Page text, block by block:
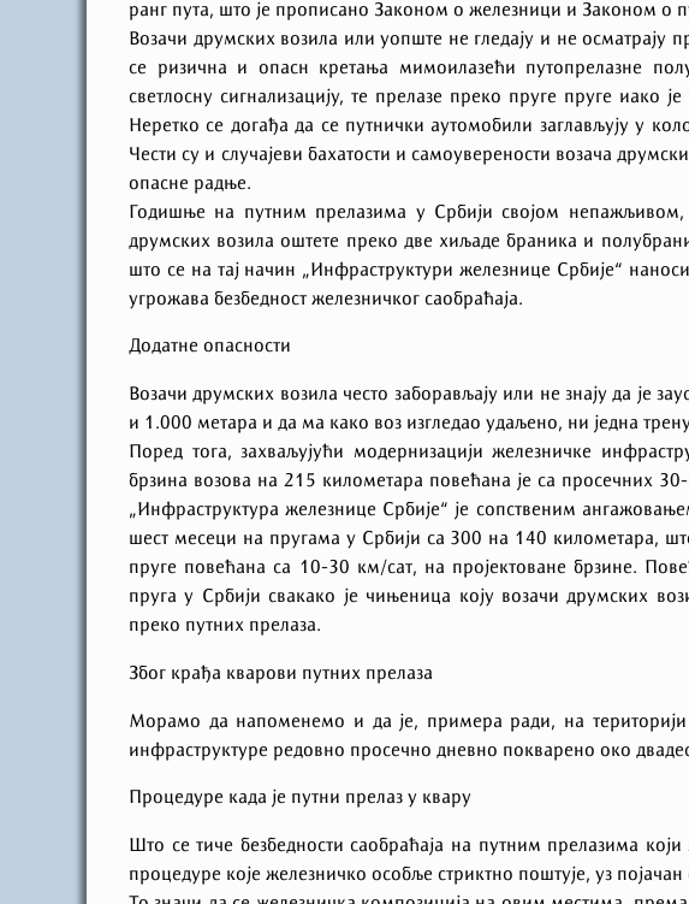
ранг пута, што је прописано Законом о железници и Законом о
Возачи друмских возила или уопште не гледају и не осматрају
се ризична и опасн кретања мимоилазећи путопрелазне
светлосну сигнализацију, те прелазе преко пруге пруге иако
Неретко се догађа да се путнички аутомобили заглављују у
Чести су и случајеви бахатости и самоуверености возача
опасне радње.
Годишње на путним прелазима у Србији својом
друмских возила оштете преко две хиљаде браника и
што се на тај начин „Инфраструктури железнице Србије“
угрожава безбедност железничког саобраћаја.
Додатне опасности
Возачи друмских возила често заборављају или не знају да је
и 1.000 метара и да ма како воз изгледао удаљено, ни једна
Поред тога, захваљујући модернизацији железничке
брзина возова на 215 километара повећана је са просечних
„Инфраструктура железнице Србије“ је сопственим
шест месеци на пругама у Србији са 300 на 140 километара,
пруге повећана са 10-30 км/сат, на пројектоване брзине.
пруга у Србији свакако је чињеница коју возачи друмских
преко путних прелаза.
Због крађа кварови путних прелаза
Морамо да напоменемо и да је, примера ради, на територији
инфраструктуре редовно просечно дневно покварено око
Процедуре када је путни прелаз у квару
Што се тиче безбедности саобраћаја на путним прелазима
процедуре које железничко особље стриктно поштује, уз појачан